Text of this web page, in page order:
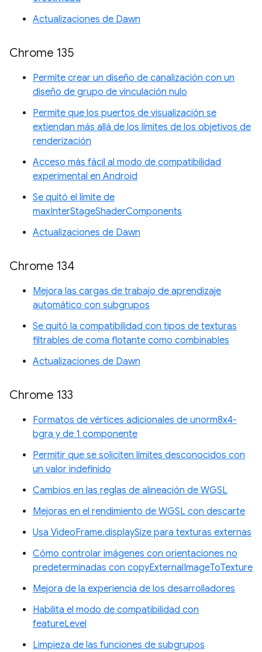
Actualizaciones de Dawn
Chrome 135
Permite crear un diseño de canalización con un
diseño de grupo de vinculación nulo
Permite que los puertos de visualización se
extiendan más allá de los límites de los objetivos de
renderización
Acceso más fácil al modo de compatibilidad
experimental en Android
Se quitó el límite de
maxInterStageShaderComponents
Actualizaciones de Dawn
Chrome 134
Mejora las cargas de trabajo de aprendizaje
automático con subgrupos
Se quitó la compatibilidad con tipos de texturas
filtrables de coma flotante como combinables
Actualizaciones de Dawn
Chrome 133
Formatos de vértices adicionales de unorm8x4-
bgra y de 1 componente
Permitir que se soliciten límites desconocidos con
un valor indefinido
Cambios en las reglas de alineación de WGSL
Mejoras en el rendimiento de WGSL con descarte
Usa VideoFrame.displaySize para texturas externas
Cómo controlar imágenes con orientaciones no
predeterminadas con copyExternalImageToTexture
Mejora de la experiencia de los desarrolladores
Habilita el modo de compatibilidad con
featureLevel
Limpieza de las funciones de subgrupos